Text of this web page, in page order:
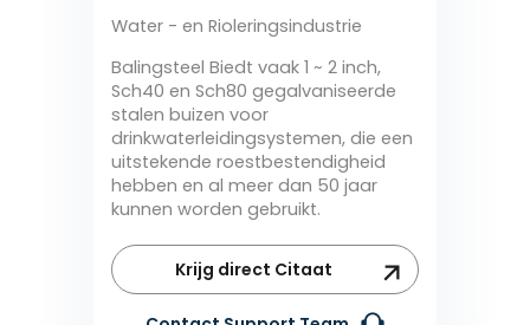
Water - en Rioleringsindustrie
Balingsteel Biedt vaak 1 ~ 2 inch,
Sch40 en Sch80 gegalvaniseerde
stalen buizen voor
drinkwaterleidingsystemen, die een
uitstekende roestbestendigheid
hebben en al meer dan 50 jaar
kunnen worden gebruikt.
Krijg direct Citaat